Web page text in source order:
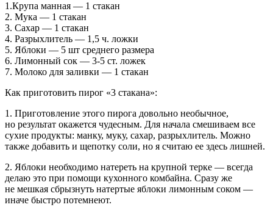
1.Крупа манная — 1 стакан
2. Мука — 1 стакан
3. Сахар — 1 стакан
4. Разрыхлитель — 1,5 ч. ложки
5. Яблоки — 5 шт среднего размера
6. Лимонный сок — 3-5 ст. ложек
7. Молоко для заливки — 1 стакан
Как приготовить пирог «3 стакана»:
1. Приготовление этого пирога довольно необычное,
но результат окажется чудесным. Для начала смешиваем все
сухие продукты: манку, муку, сахар, разрыхлитель. Можно
также добавить и щепотку соли, но я считаю ее здесь лишней.
2. Яблоки необходимо натереть на крупной терке — всегда
делаю это при помощи кухонного комбайна. Сразу же
не мешкая сбрызнуть натертые яблоки лимонным соком —
иначе быстро потемнеют.